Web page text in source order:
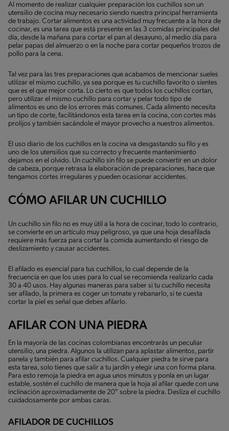
Al momento de realizar cualquier preparación los cuchillos son un
utensilio de cocina muy necesario siendo nuestra principal herramienta
de trabajo. Cortar alimentos es una actividad muy frecuente a la hora de
cocinar, es una tarea que está presente en las 3 comidas principales del
día, desde la mañana para cortar el pan al desayuno, al medio día para
pelar papas del almuerzo o en la noche para cortar pequeños trozos de
pollo para la cena.
Tal vez para las tres preparaciones que acabamos de mencionar sueles
utilizar el mismo cuchillo, ya sea porque es tu cuchillo favorito o sientes
que es el que mejor corta. Lo cierto es que todos los cuchillos cortan,
pero utilizar el mismo cuchillo para cortar y pelar todo tipo de
alimentos es uno de los errores más comunes. Cada alimento necesita
un tipo de corte, facilitándonos esta tarea en la cocina, con cortes más
prolijos y también sacándole el mayor provecho a nuestros alimentos.
El uso diario de los cuchillos en la cocina va desgastando su filo y es
uno de los utensilios que su correcto y frecuente mantenimiento
dejamos en el olvido. Un cuchillo sin filo se puede convertir en un dolor
de cabeza, porque retrasa la elaboración de preparaciones, hace que
tengamos cortes irregulares y pueden ocasionar accidentes.
CÓMO AFILAR UN CUCHILLO
Un cuchillo sin filo no es muy útil a la hora de cocinar, todo lo contrario,
se convierte en un artículo muy peligroso, ya que una hoja desafilada
requiere más fuerza para cortar la comida aumentando el riesgo de
deslizamiento y causar accidentes.
El afilado es esencial para tus cuchillos, lo cual depende de la
frecuencia en que los uses para lo cual se recomienda realizarlo cada
30 a 40 usos. Hay algunas maneras para saber si tu cuchillo necesita
ser afilado, la primera es coger un tomate y rebanarlo, si te cuesta
cortar la piel es señal que debes afilarlo.
AFILAR CON UNA PIEDRA
En la mayoría de las cocinas colombianas encontrarás un peculiar
utensilio, una piedra. Algunos la utilizan para aplastar alimentos, partir
panela y también para afilar cuchillos. Cualquier piedra te sirve para
esta tarea, solo tienes que salir a tu jardín y elegir una con forma plana.
Para esto remoja la piedra en agua unos minutos y ponla en un lugar
estable, sostén el cuchillo de manera que la hoja al afilar quede con una
inclinación aproximadamente de 20° sobre la piedra. Desliza el cuchillo
cuidadosamente por ambas caras.
AFILADOR DE CUCHILLOS